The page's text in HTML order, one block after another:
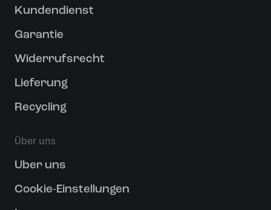
Kundendienst
Garantie
Widerrufsrecht
Lieferung
Recycling
Über uns
Uber uns
Cookie-Einstellungen